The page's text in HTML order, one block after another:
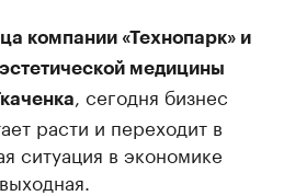
компании «Технопарк» и
медицины
, сегодня бизнес
расти и переходит в
ситуация в экономике